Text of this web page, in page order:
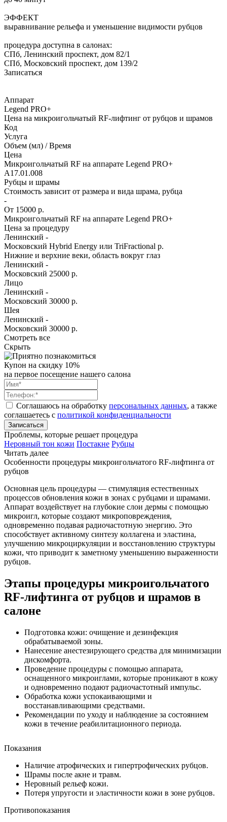
ЭФФЕКТ
выравнивание рельефа и уменьшение видимости рубцов
процедура доступна в салонах:
СПб, Ленинский проспект, дом 82/1
СПб, Московский проспект, дом 139/2
Записаться
Аппарат
Legend PRO+
Цена на микроигольчатый RF-лифтинг от рубцов и шрамов
Код
Услуга
Объем (мл) / Время
Цена
Микроигольчатый RF на аппарате Legend PRO+
A17.01.008
Рубцы и шрамы
Стоимость зависит от размера и вида шрама, рубца
-
От 15000 р.
Микроигольчатый RF на аппарате Legend PRO+
Цена за процедуру
Ленинский -
Московский Hybrid Energy или TriFractional р.
Нижние и верхние веки, область вокруг глаз
Ленинский -
Московский 25000 р.
Лицо
Ленинский -
Московский 30000 р.
Шея
Ленинский -
Московский 30000 р.
Смотреть все
Скрыть
Купон на скидку 10%
на первое посещение нашего салона
Соглашаюсь на обработку персональных данных, а также
соглашаетесь c политикой конфиденциальности
Записаться
Проблемы, которые решает процедура
Неровный тон кожи Постакне Рубцы
Читать далее
Особенности процедуры микроигольчатого RF-лифтинга от
рубцов
Основная цель процедуры — стимуляция естественных
процессов обновления кожи в зонах с рубцами и шрамами.
Аппарат воздействует на глубокие слои дермы с помощью
микроигл, которые создают микроповреждения,
одновременно подавая радиочастотную энергию. Это
способствует активному синтезу коллагена и эластина,
улучшению микроциркуляции и восстановлению структуры
кожи, что приводит к заметному уменьшению выраженности
рубцов.
Этапы процедуры микроигольчатого
RF-лифтинга от рубцов и шрамов в
салоне
Подготовка кожи: очищение и дезинфекция
обрабатываемой зоны.
Нанесение анестезирующего средства для минимизации
дискомфорта.
Проведение процедуры с помощью аппарата,
оснащенного микроиглами, которые проникают в кожу
и одновременно подают радиочастотный импульс.
Обработка кожи успокаивающими и
восстанавливающими средствами.
Рекомендации по уходу и наблюдение за состоянием
кожи в течение реабилитационного периода.
Показания
Наличие атрофических и гипертрофических рубцов.
Шрамы после акне и травм.
Неровный рельеф кожи.
Потеря упругости и эластичности кожи в зоне рубцов.
Противопоказания